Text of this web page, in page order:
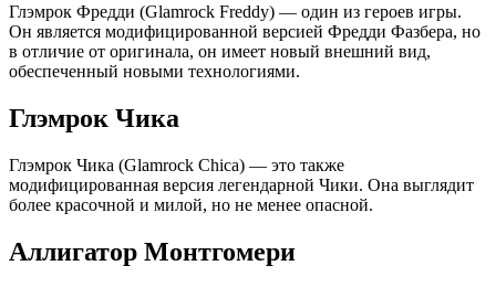
Глэмрок Фредди (Glamrock Freddy) — один из героев игры.
Он является модифицированной версией Фредди Фазбера, но
в отличие от оригинала, он имеет новый внешний вид,
обеспеченный новыми технологиями.
Глэмрок Чика
Глэмрок Чика (Glamrock Chica) — это также
модифицированная версия легендарной Чики. Она выглядит
более красочной и милой, но не менее опасной.
Аллигатор Монтгомери